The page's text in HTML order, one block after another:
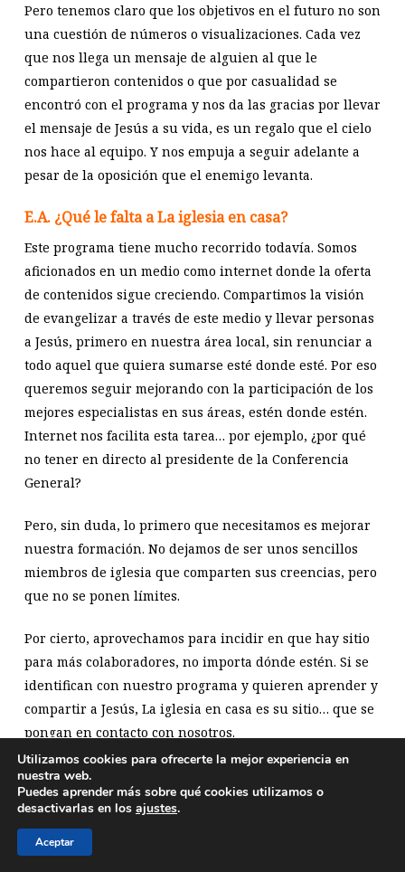
Pero tenemos claro que los objetivos en el futuro no son
una cuestión de números o visualizaciones. Cada vez
que nos llega un mensaje de alguien al que le
compartieron contenidos o que por casualidad se
encontró con el programa y nos da las gracias por llevar
el mensaje de Jesús a su vida, es un regalo que el cielo
nos hace al equipo. Y nos empuja a seguir adelante a
pesar de la oposición que el enemigo levanta.
E.A. ¿Qué le falta a La iglesia en casa?
Este programa tiene mucho recorrido todavía. Somos
aficionados en un medio como internet donde la oferta
de contenidos sigue creciendo. Compartimos la visión
de evangelizar a través de este medio y llevar personas
a Jesús, primero en nuestra área local, sin renunciar a
todo aquel que quiera sumarse esté donde esté. Por eso
queremos seguir mejorando con la participación de los
mejores especialistas en sus áreas, estén donde estén.
Internet nos facilita esta tarea… por ejemplo, ¿por qué
no tener en directo al presidente de la Conferencia
General?
Pero, sin duda, lo primero que necesitamos es mejorar
nuestra formación. No dejamos de ser unos sencillos
miembros de iglesia que comparten sus creencias, pero
que no se ponen límites.
Por cierto, aprovechamos para incidir en que hay sitio
para más colaboradores, no importa dónde estén. Si se
identifican con nuestro programa y quieren aprender y
compartir a Jesús, La iglesia en casa es su sitio… que se
pongan en contacto con nosotros.
E.A. ¿Qué le sobra?
Ja,ja,ja… la primera respuesta que nos ha venido a la
cabeza es que probablemente sobramos nosotros dos.
Pero eso es lo bueno de nuestro Dios que toma
Utilizamos cookies para ofrecerte la mejor experiencia en
nuestra web.
Puedes aprender más sobre qué cookies utilizamos o
desactivarlas en los ajustes.
Aceptar